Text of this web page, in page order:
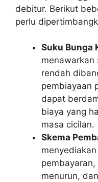
debitur. Berikut
perlu
Suku Bunga
menawarkan
rendah
pembiayaan
dapat
biaya yang
masa cicilan.
Skema
menurun,